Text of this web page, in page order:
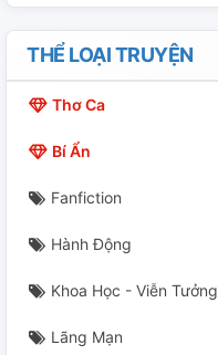
THỂ LOẠI TRUYỆN
Thơ Ca
Bí Ẩn
Fanfiction
Hành Động
Khoa Học - Viễn Tưởng
Lãng Mạn